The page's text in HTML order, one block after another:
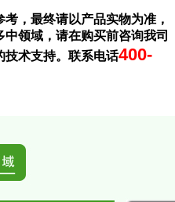
，最终请以产品实物为准，
领域，请在购买前咨询我司
技术支持。联系电话400-